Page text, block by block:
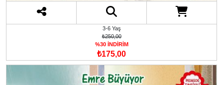
3-6 Yaş
₺250,00
%30 İNDİRİM
₺175,00